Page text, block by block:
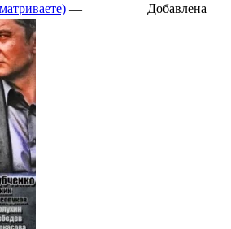
— Добавлена